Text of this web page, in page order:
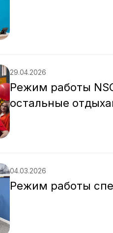
29.04.2026
Режим работы
остальные
04.03.2026
Режим работы